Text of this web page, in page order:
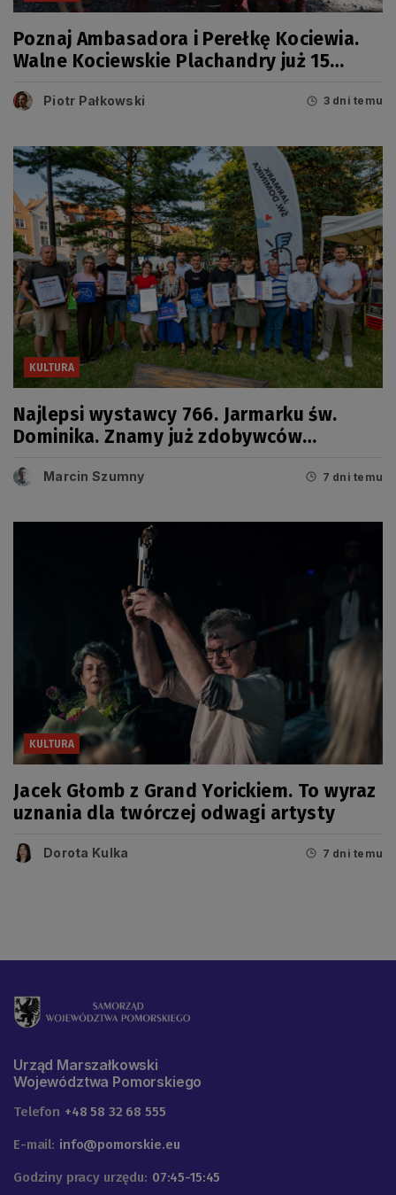
Poznaj Ambasadora i Perełkę Kociewia.
Walne Kociewskie Plachandry już 15
Piotr Pałkowski 3 dni temu
KULTURA
Najlepsi wystawcy 766. Jarmarku św.
Dominika. Znamy już zdobywców
Marcin Szumny 7 dni temu
KULTURA
Jacek Głomb z Grand Yorickiem. To wyraz
uznania dla twórczej odwagi artysty
Dorota Kulka 7 dni temu
Urząd Marszałkowski
Województwa Pomorskiego
Telefon +48 58 32 68 555
E-mail: info@pomorskie.eu
Godziny pracy urzędu: 07:45-15:45